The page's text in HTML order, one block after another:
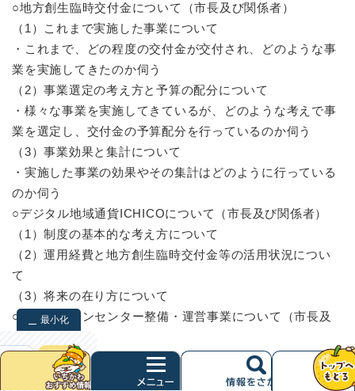
○地方創生臨時交付金について（市長及び関係者）
（1）これまで実施した事業について
・これまで、どの程度の交付金が交付され、どのような事
業を実施してきたのか伺う
（2）事業選定の考え方と予算の配分について
・様々な事業を実施してきているが、どのような考えで事
業を選定し、交付金の予算配分を行っているのか伺う
（3）事業効果と集計について
・実施した事業の効果やその集計はどのように行っている
のか伺う
○デジタル地域通貨ICHICOについて（市長及び関係者）
（1）制度の基本的な考え方について
（2）運用経費と地方創生臨時交付金等の活用状況につい
て
（3）将来の在り方について
○次期クリーンセンター整備・運営事業について（市長及
（1）現状と今後及び事業者の審査について
（2）課題について
最小化
検索
クリア